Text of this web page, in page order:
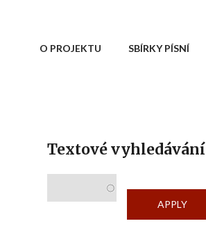
O PROJEKTU SBÍRKY PÍSNÍ
Textové vyhledávání